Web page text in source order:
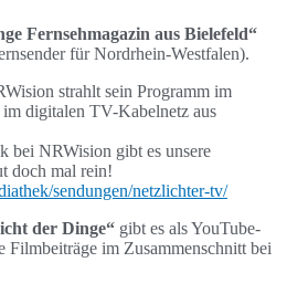
Fernsehmagazin aus Bielefeld“
für Nordrhein-Westfalen).
strahlt sein Programm im
digitalen TV-Kabelnetz aus
bei NRWision gibt es unsere
doch mal rein!
sendungen/netzlichter-tv/
der Dinge“ gibt es als YouTube-
im Zusammenschnitt bei